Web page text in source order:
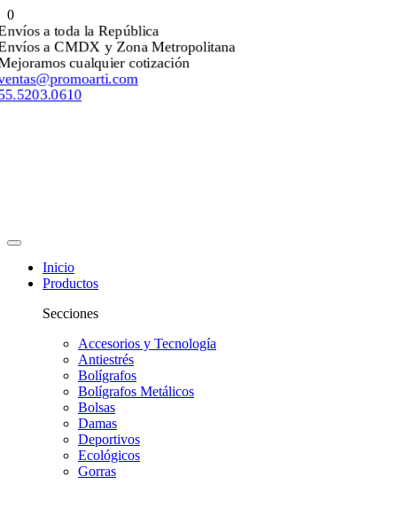
0
Envíos a toda la República
Envíos a CMDX y Zona Metropolitana
Mejoramos cualquier cotización
ventas@promoarti.com
55.5203.0610
Inicio
Productos
Secciones
Accesorios y Tecnología
Antiestrés
Bolígrafos
Bolígrafos Metálicos
Bolsas
Damas
Deportivos
Ecológicos
Gorras